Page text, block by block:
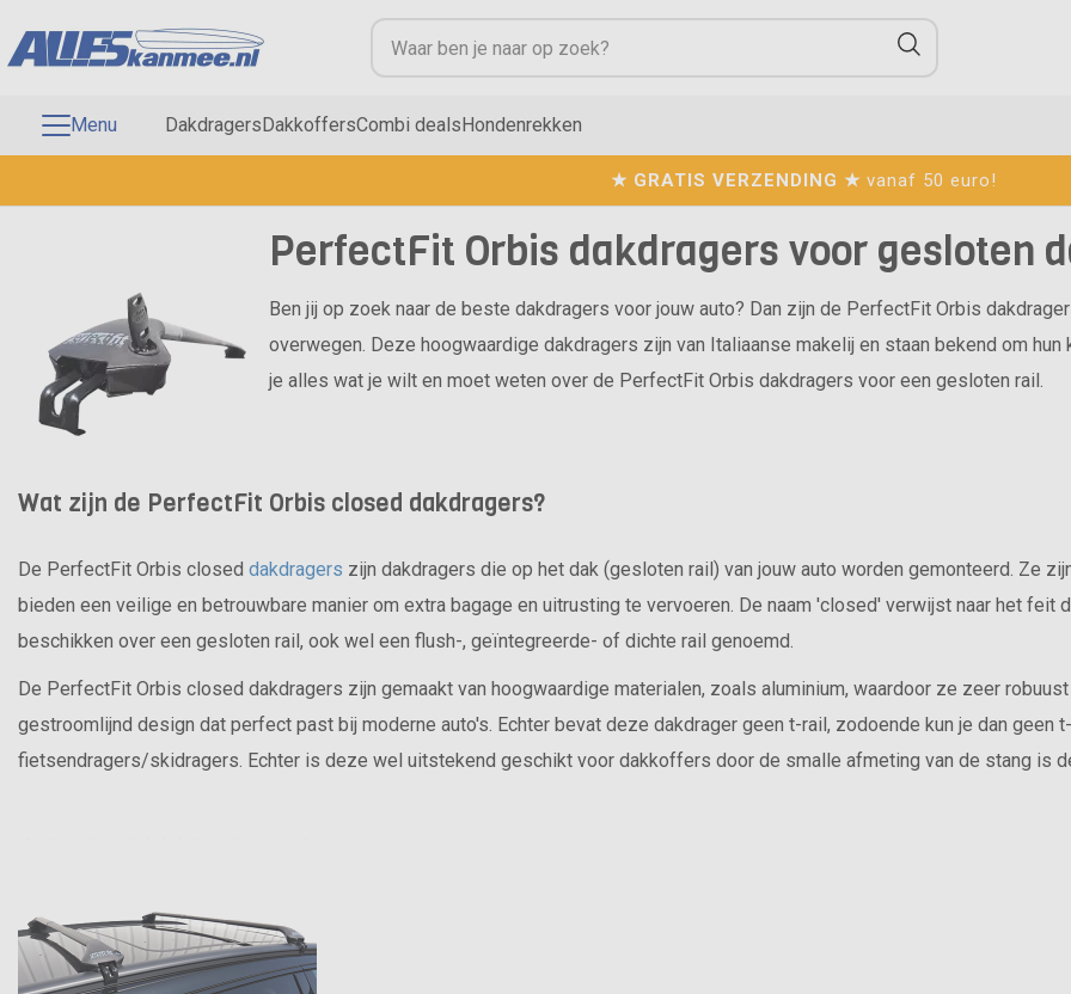
★ GRATIS VERZENDING ★vanaf 50 euro!
Menu DakdragersDakkoffersCombi dealsHondenrekken
PerfectFit Orbis dakdragers voor gesloten
Ben jij op zoek naar de beste dakdragers voor jouw auto? Dan zijn de PerfectFit Orbis
overwegen. Deze hoogwaardige dakdragers zijn van Italiaanse makelij en staan bekend om
je alles wat je wilt en moet weten over de PerfectFit Orbis dakdragers voor een gesloten rail.
Wat zijn de PerfectFit Orbis closed dakdragers?
De PerfectFit Orbis closed dakdragers zijn dakdragers die op het dak (gesloten rail) van jouw auto worden gemonteerd. Ze
bieden een veilige en betrouwbare manier om extra bagage en uitrusting te vervoeren. De naam 'closed' verwijst naar het
beschikken over een gesloten rail, ook wel een flush-, geïntegreerde- of dichte rail genoemd.
De PerfectFit Orbis closed dakdragers zijn gemaakt van hoogwaardige materialen, zoals aluminium, waardoor ze zeer
gestroomlijnd design dat perfect past bij moderne auto's. Echter bevat deze dakdrager geen t-rail, zodoende kun je dan geen
fietsendragers/skidragers. Echter is deze wel uitstekend geschikt voor dakkoffers door de smalle afmeting van de stang is